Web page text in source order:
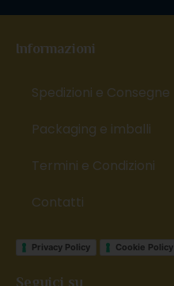
Informazioni
Spedizioni e Consegne
Packaging e imballi
Termini e Condizioni
Contatti
Privacy Policy Cookie Policy
Seguici su